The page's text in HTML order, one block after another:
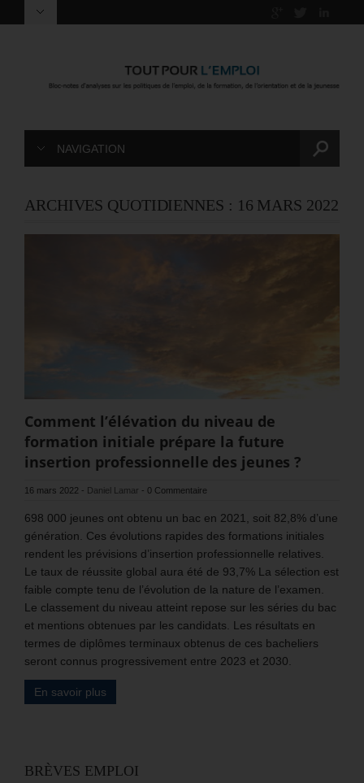
NAVIGATION
ARCHIVES QUOTIDIENNES : 16 MARS 2022
Comment l’élévation du niveau de
formation initiale prépare la future
insertion professionnelle des jeunes ?
16 mars 2022 - Daniel Lamar - 0 Commentaire
698 000 jeunes ont obtenu un bac en 2021, soit 82,8% d’une
génération. Ces évolutions rapides des formations initiales
rendent les prévisions d’insertion professionnelle relatives.
Le taux de réussite global aura été de 93,7% La sélection est
faible compte tenu de l’évolution de la nature de l’examen.
Le classement du niveau atteint repose sur les séries du bac
et mentions obtenues par les candidats. Les résultats en
termes de diplômes terminaux obtenus de ces bacheliers
seront connus progressivement entre 2023 et 2030.
En savoir plus
BRÈVES EMPLOI